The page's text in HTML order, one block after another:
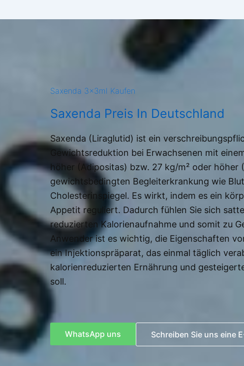
Saxenda 3x3ml Kaufen
Saxenda Preis In Deutschland
Saxenda (Liraglutid) ist ein
Gewichtsreduktion bei Erwachsenen mit
höher (Adipositas) bzw. 27 kg/m² oder
gewichtsbedingten Begleiterkrankung wie
Cholesterinspiegel. Es wirkt, indem es ein
Appetit reguliert. Dadurch fühlen Sie sich
reduzierten Kalorienaufnahme und somit zu
Anwender ist es wichtig, die Eigenschaften
ein Injektionspräparat, das einmal täglich
kalorienreduzierten Ernährung und
soll.
WhatsApp uns Schreiben Sie uns eine